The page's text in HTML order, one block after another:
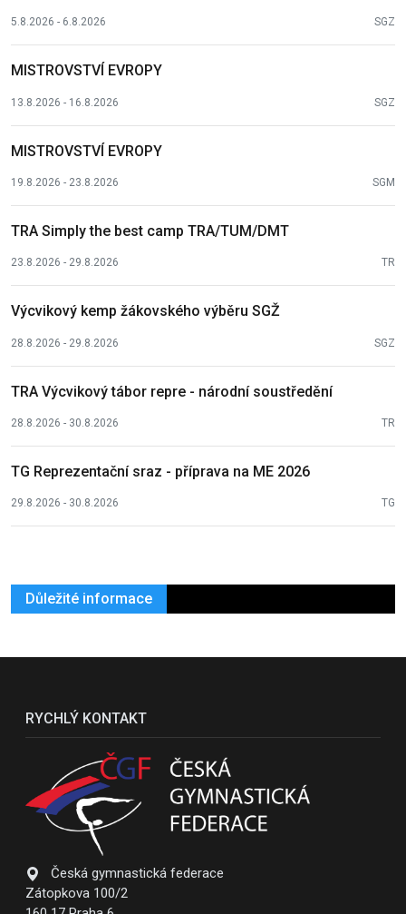
5.8.2026 - 6.8.2026 SGZ
MISTROVSTVÍ EVROPY
13.8.2026 - 16.8.2026 SGZ
MISTROVSTVÍ EVROPY
19.8.2026 - 23.8.2026 SGM
TRA Simply the best camp TRA/TUM/DMT
23.8.2026 - 29.8.2026 TR
Výcvikový kemp žákovského výběru SGŽ
28.8.2026 - 29.8.2026 SGZ
TRA Výcvikový tábor repre - národní soustředění
28.8.2026 - 30.8.2026 TR
TG Reprezentační sraz - příprava na ME 2026
29.8.2026 - 30.8.2026 TG
Důležité informace
RYCHLÝ KONTAKT
Česká gymnastická federace
Zátopkova 100/2